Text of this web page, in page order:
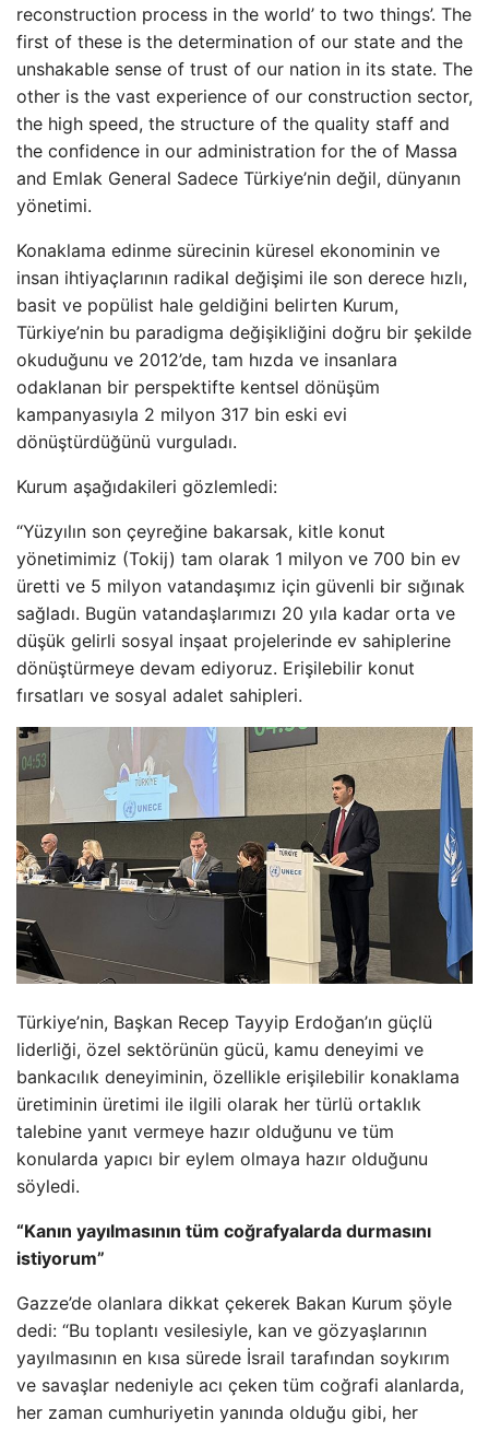
reconstruction process in the world’ to two things’. The
first of these is the determination of our state and the
unshakable sense of trust of our nation in its state. The
other is the vast experience of our construction sector,
the high speed, the structure of the quality staff and
the confidence in our administration for the of Massa
and Emlak General Sadece Türkiye’nin değil, dünyanın
yönetimi.
Konaklama edinme sürecinin küresel ekonominin ve
insan ihtiyaçlarının radikal değişimi ile son derece hızlı,
basit ve popülist hale geldiğini belirten Kurum,
Türkiye’nin bu paradigma değişikliğini doğru bir şekilde
okuduğunu ve 2012’de, tam hızda ve insanlara
odaklanan bir perspektifte kentsel dönüşüm
kampanyasıyla 2 milyon 317 bin eski evi
dönüştürdüğünü vurguladı.
Kurum aşağıdakileri gözlemledi:
“Yüzyılın son çeyreğine bakarsak, kitle konut
yönetimimiz (Tokij) tam olarak 1 milyon ve 700 bin ev
üretti ve 5 milyon vatandaşımız için güvenli bir sığınak
sağladı. Bugün vatandaşlarımızı 20 yıla kadar orta ve
düşük gelirli sosyal inşaat projelerinde ev sahiplerine
dönüştürmeye devam ediyoruz. Erişilebilir konut
fırsatları ve sosyal adalet sahipleri.
Türkiye’nin, Başkan Recep Tayyip Erdoğan’ın güçlü
liderliği, özel sektörünün gücü, kamu deneyimi ve
bankacılık deneyiminin, özellikle erişilebilir konaklama
üretiminin üretimi ile ilgili olarak her türlü ortaklık
talebine yanıt vermeye hazır olduğunu ve tüm
konularda yapıcı bir eylem olmaya hazır olduğunu
söyledi.
“Kanın yayılmasının tüm coğrafyalarda durmasını
istiyorum”
Gazze’de olanlara dikkat çekerek Bakan Kurum şöyle
dedi: “Bu toplantı vesilesiyle, kan ve gözyaşlarının
yayılmasının en kısa sürede İsrail tarafından soykırım
ve savaşlar nedeniyle acı çeken tüm coğrafi alanlarda,
her zaman cumhuriyetin yanında olduğu gibi, her